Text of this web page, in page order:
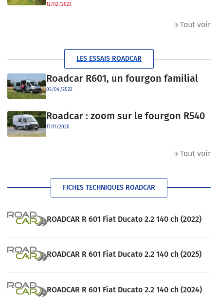
12/02/2023
Tout voir
LES ESSAIS ROADCAR
Roadcar R601, un fourgon familial
03/04/2022
Roadcar : zoom sur le fourgon R540
17/11/2020
Tout voir
FICHES TECHNIQUES ROADCAR
ROADCAR R 601 Fiat Ducato 2.2 140 ch (2022)
ROADCAR R 601 Fiat Ducato 2.2 140 ch (2025)
ROADCAR R 601 Fiat Ducato 2.2 140 ch (2024)